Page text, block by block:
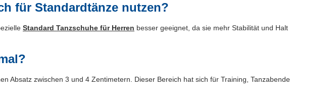
für Standardtänze nutzen?
Standard Tanzschuhe für Herren besser geeignet, da sie mehr Stabilität und Halt
Absatz zwischen 3 und 4 Zentimetern. Dieser Bereich hat sich für Training, Tanzabende